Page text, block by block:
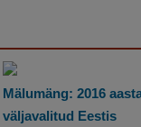
Mälumäng: 2016
väljavalitud Eestis